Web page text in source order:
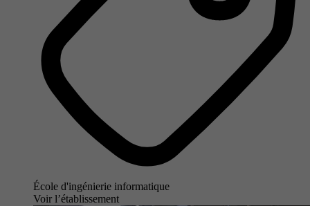
École d'ingénierie informatique
Voir l’établissement